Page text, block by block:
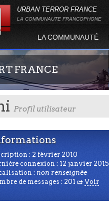
URBAN TERROR FRANCE
LA COMMUNAUTE FRANCOPHONE
LA COMMUNAUTÉ
FRANCE
avec les autres membres de la
? Alors venez vous connecter,
Profil utilisateur
: 2 février 2010
connexion : 12 janvier 2015
: non renseignée
de messages : 201 R Voir